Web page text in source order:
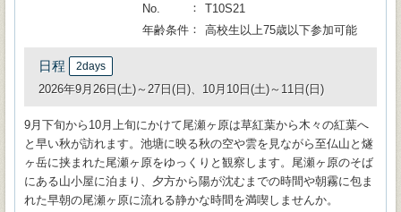
No.
T10S21
年齢条件
高校生以上75歳以下参加可能
日程 2days
2026年9月26日(土)～27日(日)、10月10日(土)～11日(日)
9月下旬から10月上旬にかけて尾瀬ヶ原は草紅葉から木々の紅葉へ
と早い秋が訪れます。池塘に映る秋の空や雲を見ながら至仏山と燧
ヶ岳に挟まれた尾瀬ヶ原をゆっくりと観察します。尾瀬ヶ原のそば
にある山小屋に泊まり、夕方から陽が沈むまでの時間や朝霧に包ま
れた早朝の尾瀬ヶ原に流れる静かな時間を満喫しませんか。